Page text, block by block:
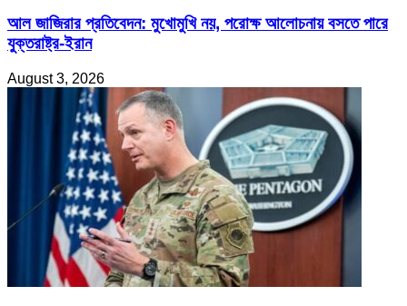
আল জাজিরার প্রতিবেদন: মুখোমুখি নয়, পরোক্ষ আলোচনায় বসতে পারে
যুক্তরাষ্ট্র-ইরান
August 3, 2026